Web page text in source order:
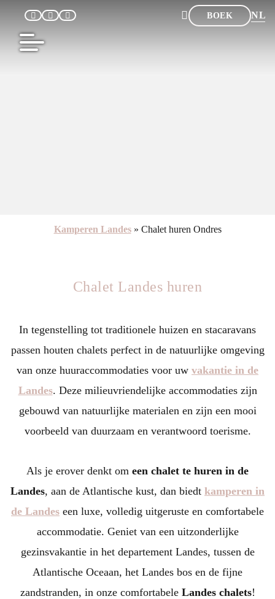
BOEK NL
Kamperen Landes» Chalet huren Ondres
Chalet Landes huren
In tegenstelling tot traditionele huizen en stacaravans
passen houten chalets perfect in de natuurlijke omgeving
van onze huuraccommodaties voor uw vakantie in de
Landes. Deze milieuvriendelijke accommodaties zijn
gebouwd van natuurlijke materialen en zijn een mooi
voorbeeld van duurzaam en verantwoord toerisme.
Als je erover denkt om een chalet te huren in de
Landes, aan de Atlantische kust, dan biedt kamperen in
de Landes een luxe, volledig uitgeruste en comfortabele
accommodatie. Geniet van een uitzonderlijke
gezinsvakantie in het departement Landes, tussen de
Atlantische Oceaan, het Landes bos en de fijne
zandstranden, in onze comfortabele Landes chalets!